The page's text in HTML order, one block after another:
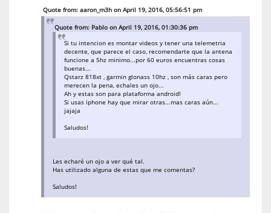
Quote from: aaron_m3h on April 19, 2016, 05:56:51 pm
Quote from: Pablo on April 19, 2016, 01:30:36 pm
Si tu intencion es montar videos y tener una telemetria
decente, que parece el caso, recomendarte que la antena
funcione a 5hz minimo...por 60 euros encuentras cosas
buenas...
Qstarz 818xt , garmin glonass 10hz , son más caras pero
merecen la pena, echales un ojo...
Ah y estas son para plataforma android!
Si usas iphone hay que mirar otras...mas caras aún...
jajaja
Saludos!
Les echaré un ojo a ver qué tal.
Has utilizado alguna de estas que me comentas?
Saludos!